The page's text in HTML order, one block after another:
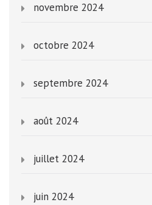
novembre 2024
octobre 2024
septembre 2024
août 2024
juillet 2024
juin 2024